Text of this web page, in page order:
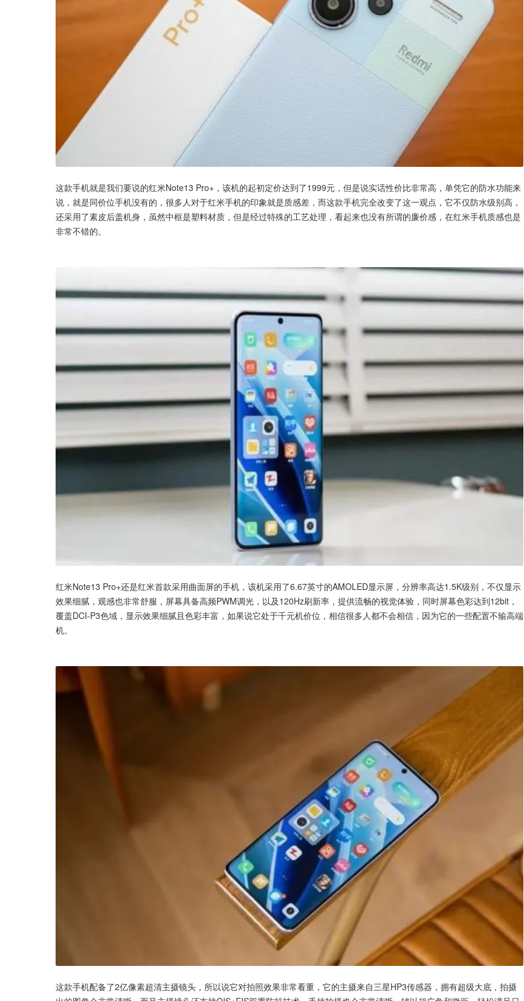
这款手机就是我们要说的红米Note13 Pro+，该机的起初定价达到了1999元，但是说实话性价比非常高，单凭它的防水功能来
说，就是同价位手机没有的，很多人对于红米手机的印象就是质感差，而这款手机完全改变了这一观点，它不仅防水级别高，
还采用了素皮后盖机身，虽然中框是塑料材质，但是经过特殊的工艺处理，看起来也没有所谓的廉价感，在红米手机质感也是
非常不错的。
红米Note13 Pro+还是红米首款采用曲面屏的手机，该机采用了6.67英寸的AMOLED显示屏，分辨率高达1.5K级别，不仅显示
效果细腻，观感也非常舒服，屏幕具备高频PWM调光，以及120Hz刷新率，提供流畅的视觉体验，同时屏幕色彩达到12bit，
覆盖DCI-P3色域，显示效果细腻且色彩丰富，如果说它处于千元机价位，相信很多人都不会相信，因为它的一些配置不输高端
机。
这款手机配备了2亿像素超清主摄镜头，所以说它对拍照效果非常看重，它的主摄来自三星HP3传感器，拥有超级大底，拍摄